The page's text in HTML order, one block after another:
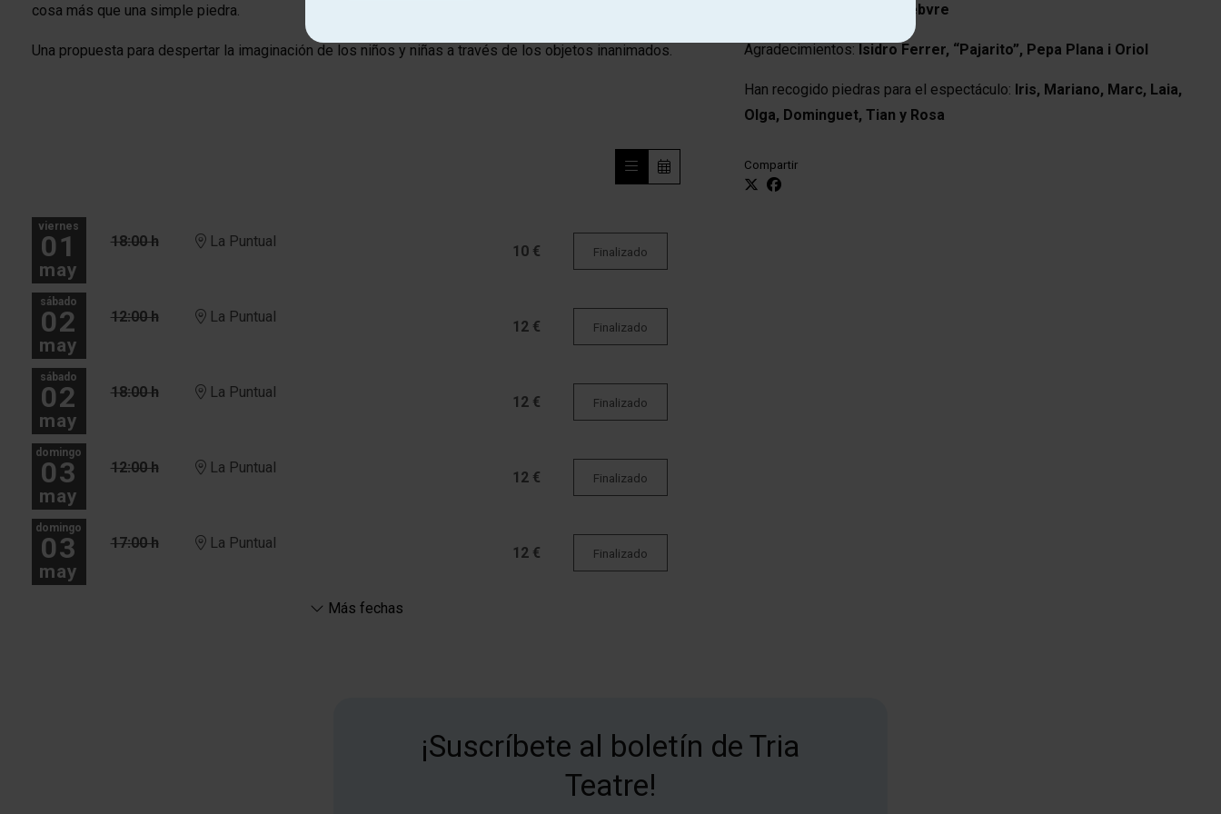
Mélanie Lefebvre
Agradecimientos: Isidro Ferrer, “Pajarito”, Pepa Plana i Oriol
Han recogido piedras para el espectáculo: Iris, Mariano, Marc, Laia,
Olga, Dominguet, Tian y Rosa
Compartir
cosa más que una simple piedra.
Una propuesta para despertar la imaginación de los niños y niñas a través de los objetos inanimados.
viernes
01
may
18:00 h La Puntual
10 € Finalizado
sábado
02
may
12:00 h La Puntual
12 € Finalizado
sábado
02
may
18:00 h La Puntual
12 € Finalizado
domingo
03
may
12:00 h La Puntual
12 € Finalizado
domingo
03
may
17:00 h La Puntual
12 € Finalizado
Más fechas
¡Suscríbete al boletín de Tria
Teatre!